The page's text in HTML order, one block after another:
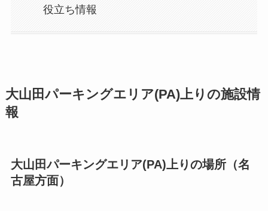
役立ち情報
大山田パーキングエリア(PA)上りの施設情
報
大山田パーキングエリア(PA)上りの場所（名
古屋方面）